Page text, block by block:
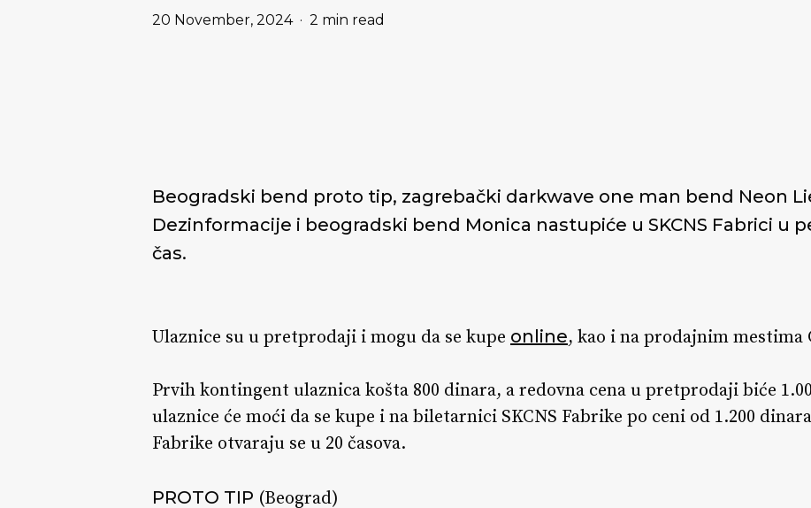
20 November, 2024 2 min read
Beogradski bend proto tip, zagrebački darkwave one man bend Neon
Dezinformacije i beogradski bend Monica nastupiće u SKCNS Fabrici u
čas.
Ulaznice su u pretprodaji i mogu da se kupe online, kao i na prodajnim mestima
Prvih kontingent ulaznica košta 800 dinara, a redovna cena u pretprodaji biće
ulaznice će moći da se kupe i na biletarnici SKCNS Fabrike po ceni od 1.200
Fabrike otvaraju se u 20 časova.
PROTO TIP (Beograd)